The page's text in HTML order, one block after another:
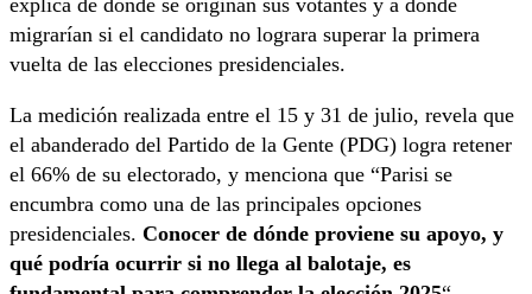
migrarían si el candidato no lograra superar la primera
vuelta de las elecciones presidenciales.
La medición realizada entre el 15 y 31 de julio, revela que
el abanderado del Partido de la Gente (PDG) logra retener
el 66% de su electorado, y menciona que “Parisi se
encumbra como una de las principales opciones
presidenciales. Conocer de dónde proviene su apoyo, y
qué podría ocurrir si no llega al balotaje, es